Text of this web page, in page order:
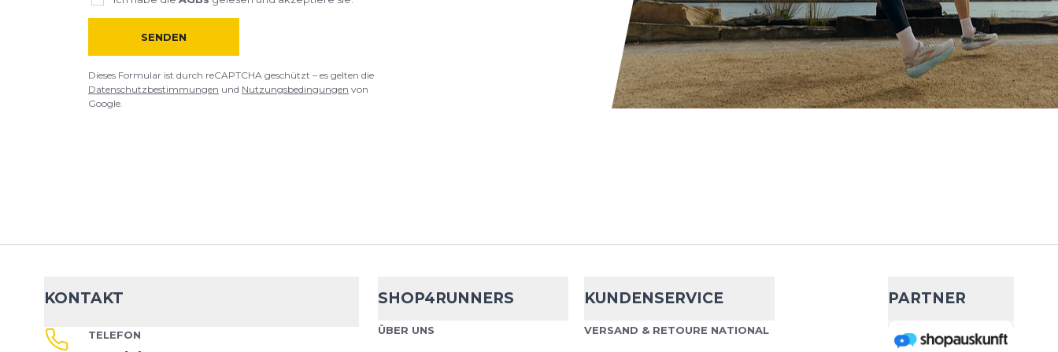
SayskyFlower Pace Shorts 5'' - 29 %
47,99 € 68,00 €
71,99 € 80,00 €
Die SAYSKY Pace 2 in 1 Shorts 5'' sind funktionale
Wähle deine Größe
SENDEN
Dieses Formular ist durch reCAPTCHA geschützt – es gelten die
Datenschutzbestimmungen und Nutzungsbedingungen von
Google.
KONTAKT
TELEFON
SHOP4RUNNERS
ÜBER UNS
KUNDENSERVICE
VERSAND & RETOURE NATIONAL
PARTNER